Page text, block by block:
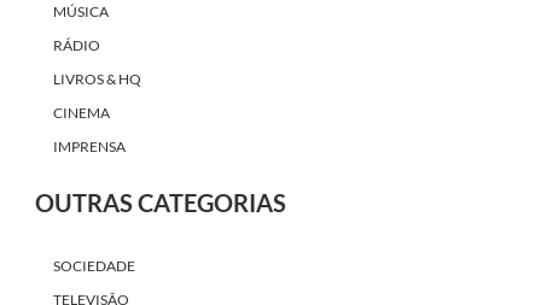
MÚSICA
RÁDIO
LIVROS & HQ
CINEMA
IMPRENSA
OUTRAS CATEGORIAS
SOCIEDADE
TELEVISÃO